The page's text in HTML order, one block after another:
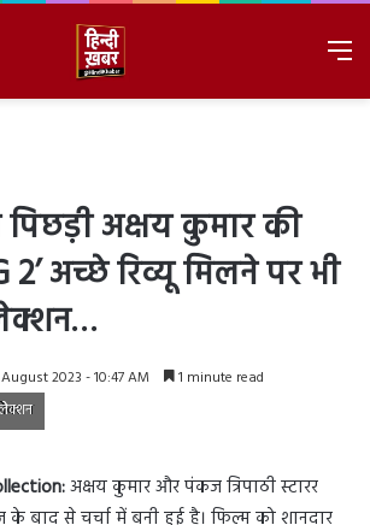
पिछड़ी अक्षय कुमार की
2’ अच्छे रिव्यू मिलने पर भी
August 2023 - 10:47 AM 1 minute read
अक्षय कुमार और पंकज त्रिपाठी स्टारर